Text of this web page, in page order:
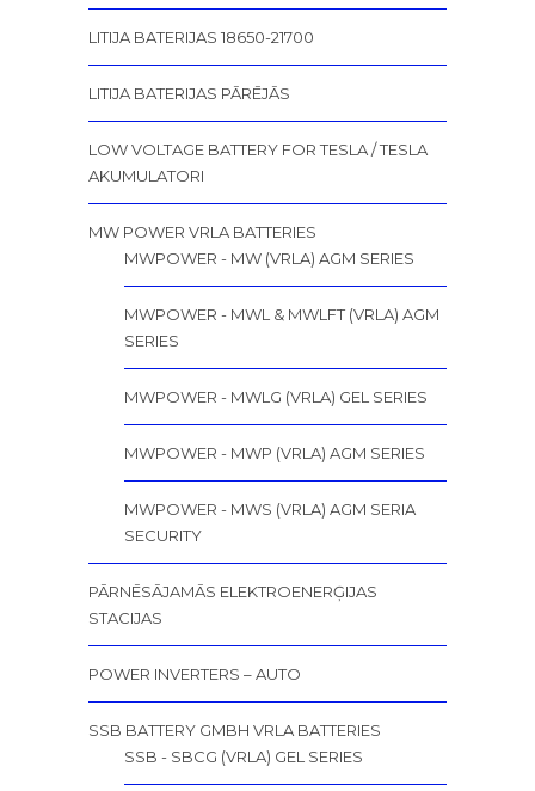
LITIJA BATERIJAS 18650-21700
LITIJA BATERIJAS PĀRĒJĀS
LOW VOLTAGE BATTERY FOR TESLA / TESLA
AKUMULATORI
MW POWER VRLA BATTERIES
MWPOWER - MW (VRLA) AGM SERIES
MWPOWER - MWL & MWLFT (VRLA) AGM
SERIES
MWPOWER - MWLG (VRLA) GEL SERIES
MWPOWER - MWP (VRLA) AGM SERIES
MWPOWER - MWS (VRLA) AGM SERIA
SECURITY
PĀRNĒSĀJAMĀS ELEKTROENERĢIJAS
STACIJAS
POWER INVERTERS – AUTO
SSB BATTERY GMBH VRLA BATTERIES
SSB - SBCG (VRLA) GEL SERIES